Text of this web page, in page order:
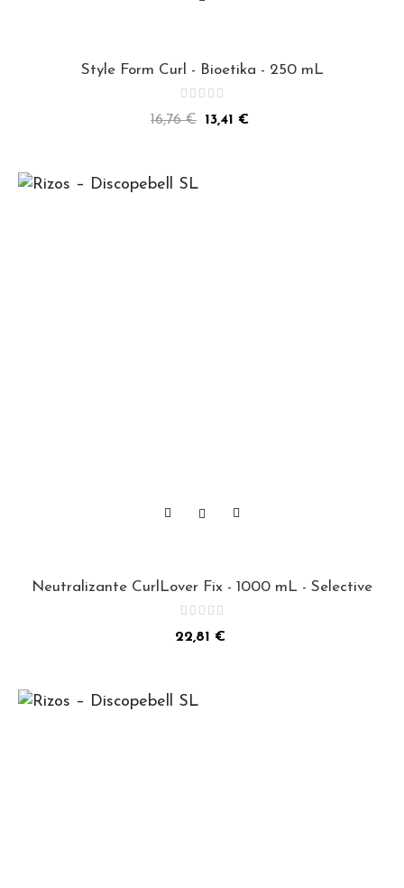
Style Form Curl - Bioetika - 250 mL
Precio
16,76 € Precio
13,41 €
Neutralizante CurlLover Fix - 1000 mL - Selective
Precio
22,81 €